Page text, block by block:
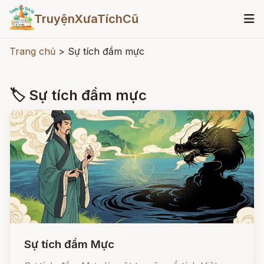
TruyệnXưaTíchCũ
Trang chủ > Sự tích đầm mực
🏷 Sự tích đầm mực
Sự tích đầm Mực